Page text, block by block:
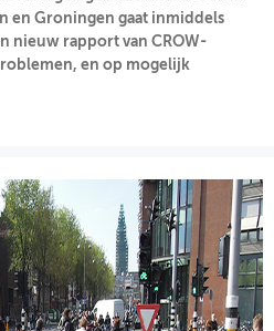
en Groningen gaat inmiddels
nieuw rapport van CROW-
en op mogelijk